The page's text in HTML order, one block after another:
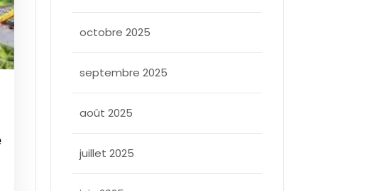
octobre 2025
septembre 2025
août 2025
juillet 2025